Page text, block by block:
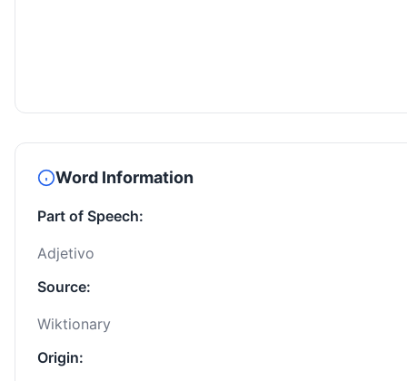
Word Information
Part of Speech:
Adjetivo
Source:
Wiktionary
Origin: